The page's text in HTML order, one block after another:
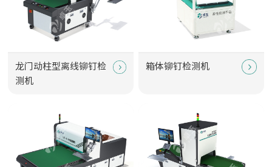
龙门动柱型离线铆钉检
测机
箱体铆钉检测机